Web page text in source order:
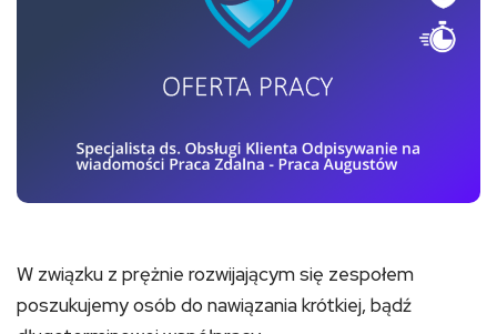
W związku z prężnie rozwijającym się zespołem
poszukujemy osób do nawiązania krótkiej, bądź